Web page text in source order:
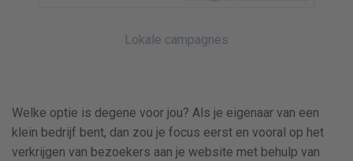
Lokale campagnes
Welke optie is degene voor jou? Als je eigenaar van een
klein bedrijf bent, dan zou je focus eerst en vooral op het
verkrijgen van bezoekers aan je website met behulp van